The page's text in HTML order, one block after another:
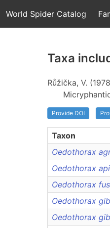
World Spider Catalog
Taxa
Růžička, V.
Provide DOI
Taxon
Oedothorax
Oedothorax
Oedothorax
Oedothorax
Oedothorax